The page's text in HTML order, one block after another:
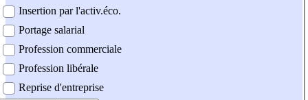
Insertion par l'activ.éco.
Portage salarial
Profession commerciale
Profession libérale
Reprise d'entreprise